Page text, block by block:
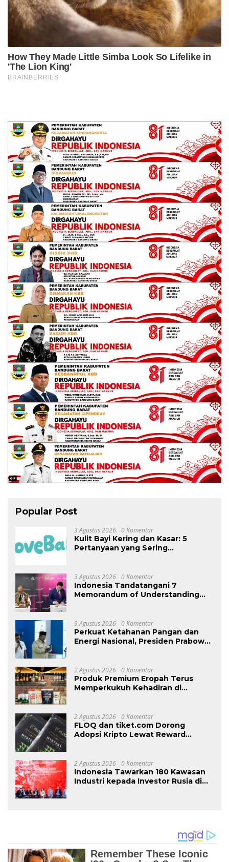
Popular Post
3 Agustus 2026 0 Komentar
Kulit Bayi Kering dan Kasar: 5
Pertanyaan yang Sering
3 Agustus 2026 0 Komentar
Indonesia Tandatangani 7
Memorandum of Understanding
9 Agustus 2026 0 Komentar
Perkuat Ketahanan Pangan dan
Energi Nasional, Presiden Prabowo
Nusantara
2 Agustus 2026 0 Komentar
Produk Premium Eropah Terus
Memperkukuh Kehadiran di
2 Agustus 2026 0 Komentar
FLOQ dan tiket.com Dorong
Adopsi Kripto Lewat Reward
2 Agustus 2026 0 Komentar
Indonesia Tawarkan 180 Kawasan
Industri kepada Investor Rusia di